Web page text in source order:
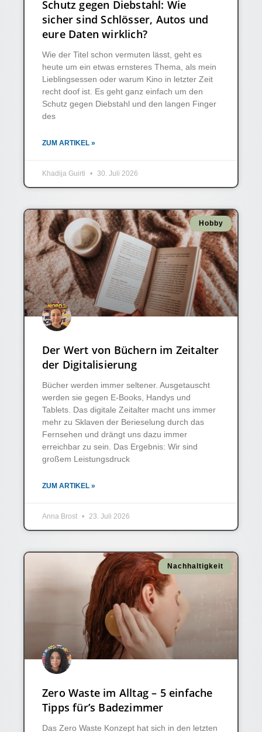
Schutz gegen Diebstahl: Wie
sicher sind Schlösser, Autos und
eure Daten wirklich?
Wie der Titel schon vermuten lässt, geht es
heute um ein etwas ernsteres Thema, als mein
Lieblingsessen oder warum Kino in letzter Zeit
recht doof ist. Es geht ganz einfach um den
Schutz gegen Diebstahl und den langen Finger
des
ZUM ARTIKEL »
Khadija Guirti 30. Juli 2026
Hobby
Der Wert von Büchern im Zeitalter
der Digitalisierung
Bücher werden immer seltener. Ausgetauscht
werden sie gegen E-Books, Handys und
Tablets. Das digitale Zeitalter macht uns immer
mehr zu Sklaven der Berieselung durch das
Fernsehen und drängt uns dazu immer
erreichbar zu sein. Das Ergebnis: Wir sind
großem Leistungsdruck
ZUM ARTIKEL »
Anna Brost 23. Juli 2026
Nachhaltigkeit
Zero Waste im Alltag – 5 einfache
Tipps für’s Badezimmer
Das Zero Waste Konzept hat sich in den letzten